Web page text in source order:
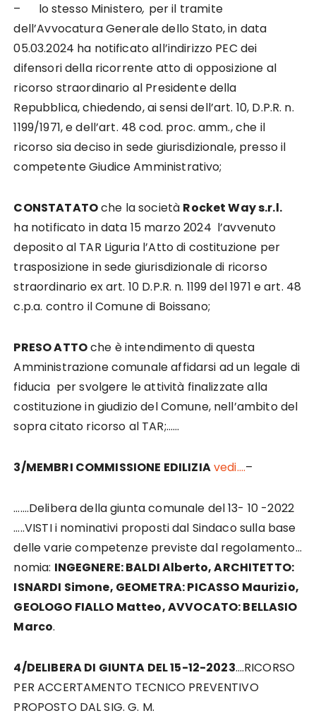
– lo stesso Ministero, per il tramite
dell’Avvocatura Generale dello Stato, in data
05.03.2024 ha notificato all’indirizzo PEC dei
difensori della ricorrente atto di opposizione al
ricorso straordinario al Presidente della
Repubblica, chiedendo, ai sensi dell’art. 10, D.P.R. n.
1199/1971, e dell’art. 48 cod. proc. amm., che il
ricorso sia deciso in sede giurisdizionale, presso il
competente Giudice Amministrativo;
CONSTATATOche la società Rocket Way s.r.l.
ha notificato in data 15 marzo 2024 l’avvenuto
deposito al TAR Liguria l’Atto di costituzione per
trasposizione in sede giurisdizionale di ricorso
straordinario ex art. 10 D.P.R. n. 1199 del 1971 e art. 48
c.p.a. contro il Comune di Boissano;
PRESO ATTOche è intendimento di questa
Amministrazione comunale affidarsi ad un legale di
fiducia per svolgere le attività finalizzate alla
costituzione in giudizio del Comune, nell’ambito del
sopra citato ricorso al TAR;……
3/MEMBRI COMMISSIONE EDILIZIAvedi….–
…….Delibera della giunta comunale del 13- 10 -2022
…..VISTI i nominativi proposti dal Sindaco sulla base
delle varie competenze previste dal regolamento…
nomia: INGEGNERE: BALDI Alberto, ARCHITETTO:
ISNARDI Simone, GEOMETRA: PICASSO Maurizio,
GEOLOGO FIALLO Matteo, AVVOCATO: BELLASIO
Marco.
4/DELIBERA DI GIUNTA DEL 15-12-2023….RICORSO
PER ACCERTAMENTO TECNICO PREVENTIVO
PROPOSTO DAL SIG. G. M.